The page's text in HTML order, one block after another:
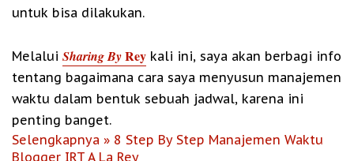
untuk bisa dilakukan.
Melalui Sharing ByRey kali ini, saya akan berbagi info
tentang bagaimana cara saya menyusun manajemen
waktu dalam bentuk sebuah jadwal, karena ini
penting banget.
Selengkapnya » 8 Step By Step Manajemen Waktu
Blogger IRT A La Rey